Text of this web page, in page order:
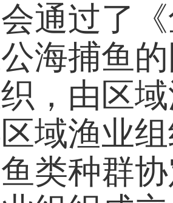
通过了
海捕鱼
，由区
域渔业
鱼类种群